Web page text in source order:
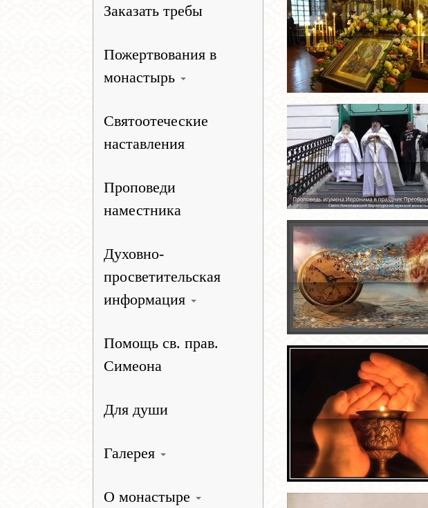
Заказать требы
Пожертвования в
монастырь
Святоотеческие
наставления
Проповеди
наместника
Духовно-
просветительская
информация
Помощь св. прав.
Симеона
Для души
Галерея
О монастыре